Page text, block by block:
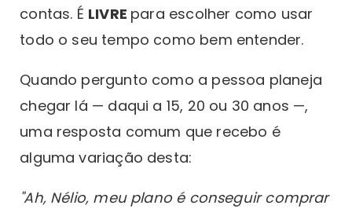
contas. É LIVRE para escolher como usar
todo o seu tempo como bem entender.
Quando pergunto como a pessoa planeja
chegar lá — daqui a 15, 20 ou 30 anos —,
uma resposta comum que recebo é
alguma variação desta:
"Ah, Nélio, meu plano é conseguir comprar